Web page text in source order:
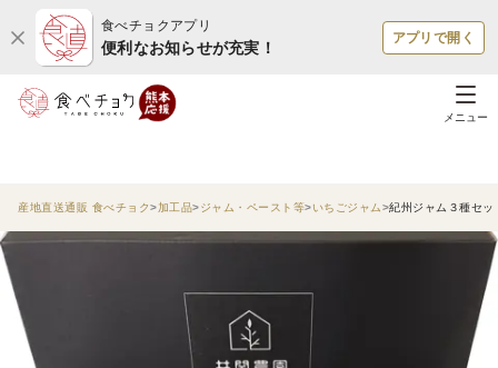
食べチョクアプリ
便利なお知らせが充実！
アプリで開く
メニュー
産地直送通販 食べチョク 加工品 ジャム・ペースト等 いちごジャム 紀州ジャム３種セ